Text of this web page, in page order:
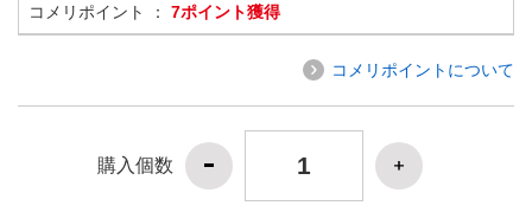
コメリポイント ： 7ポイント獲得
コメリポイントについて
購入個数